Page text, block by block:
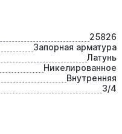
25826
Запорная арматура
Латунь
Никелированное
Внутренняя
3/4